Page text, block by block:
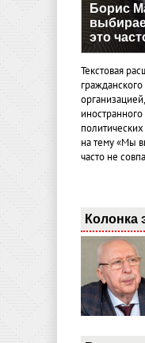
Борис
это
Текстовая
на тему «Мы
часто не
Колонка